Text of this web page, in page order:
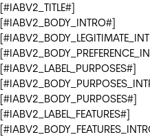
[#IABV2_TITLE#]
[#IABV2_BODY_INTRO#]
[#IABV2_LABEL_PURPOSES#]
[#IABV2_BODY_PURPOSES#]
[#IABV2_LABEL_FEATURES#]